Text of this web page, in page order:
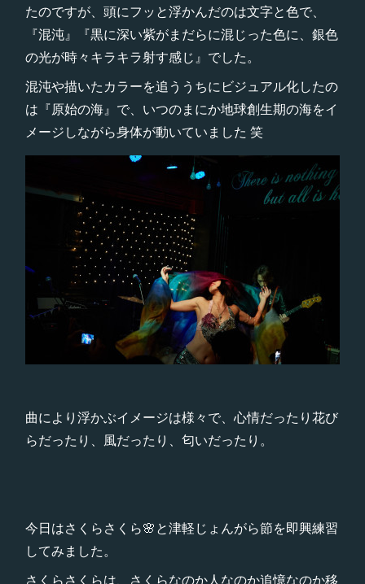
たのですが、頭にフッと浮かんだのは文字と色で、
『混沌』『黒に深い紫がまだらに混じった色に、銀色
の光が時々キラキラ射す感じ』でした。
混沌や描いたカラーを追ううちにビジュアル化したの
は『原始の海』で、いつのまにか地球創生期の海をイ
メージしながら身体が動いていました 笑
曲により浮かぶイメージは様々で、心情だったり花び
らだったり、風だったり、匂いだったり。
今日はさくらさくら🌸と津軽じょんがら節を即興練習
してみました。
さくらさくらは、さくらなのか人なのか追憶なのか移